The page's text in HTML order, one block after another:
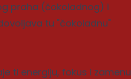
praha (čokoladnog) i
tu "čokoladnu"
ti energiju, fokus i zamenu